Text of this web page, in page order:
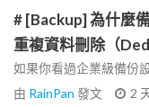
# [Backup] 為什麼
重複資料刪除（
如果你看過企業級備份
由 RainPan 發文 2